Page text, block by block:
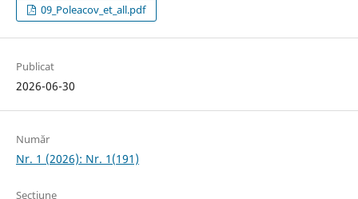
09_Poleacov_et_all.pdf
Publicat
2026-06-30
Număr
Nr. 1 (2026): Nr. 1(191)
Secțiune